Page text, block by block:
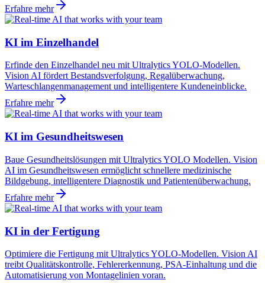
Erfahre mehr
KI im Einzelhandel
Erfinde den Einzelhandel neu mit Ultralytics YOLO-Modellen.
Vision AI fördert Bestandsverfolgung, Regalüberwachung,
Warteschlangenmanagement und intelligentere Kundeneinblicke.
Erfahre mehr
KI im Gesundheitswesen
Baue Gesundheitslösungen mit Ultralytics YOLO Modellen. Vision
AI im Gesundheitswesen ermöglicht schnellere medizinische
Bildgebung, intelligentere Diagnostik und Patientenüberwachung.
Erfahre mehr
KI in der Fertigung
Optimiere die Fertigung mit Ultralytics YOLO-Modellen. Vision AI
treibt Qualitätskontrolle, Fehlererkennung, PSA-Einhaltung und die
Automatisierung von Montagelinien voran.